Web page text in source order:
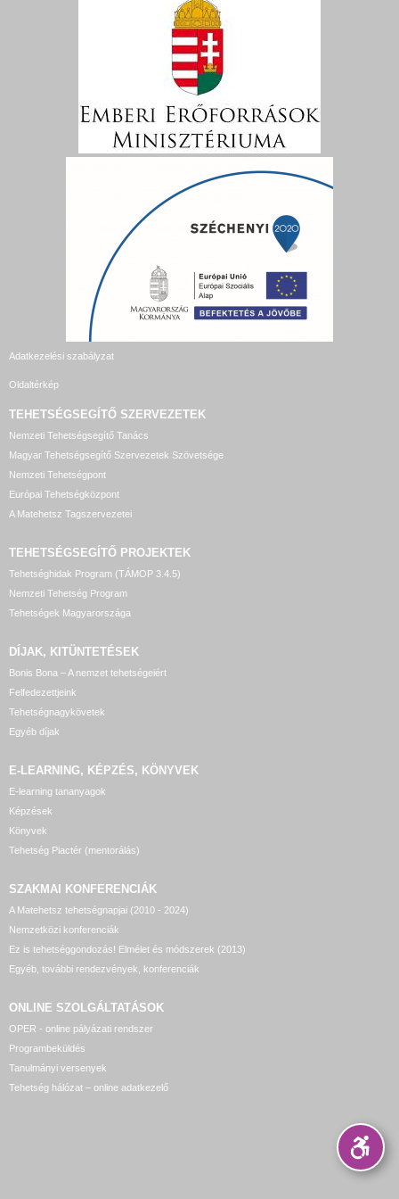
Adatkezelési szabályzat
Oldaltérkép
TEHETSÉGSEGÍTŐ SZERVEZETEK
Nemzeti Tehetségsegítő Tanács
Magyar Tehetségsegítő Szervezetek Szövetsége
Nemzeti Tehetségpont
Európai Tehetségközpont
A Matehetsz Tagszervezetei
TEHETSÉGSEGÍTŐ PROJEKTEK
Tehetséghidak Program (TÁMOP 3.4.5)
Nemzeti Tehetség Program
Tehetségek Magyarországa
DÍJAK, KITÜNTETÉSEK
Bonis Bona – A nemzet tehetségeiért
Felfedezettjeink
Tehetségnagykövetek
Egyéb díjak
E-LEARNING, KÉPZÉS, KÖNYVEK
E-learning tananyagok
Képzések
Könyvek
Tehetség Piactér (mentorálás)
SZAKMAI KONFERENCIÁK
A Matehetsz tehetségnapjai (2010 - 2024)
Nemzetközi konferenciák
Ez is tehetséggondozás! Elmélet és módszerek (2013)
Egyéb, további rendezvények, konferenciák
ONLINE SZOLGÁLTATÁSOK
OPER - online pályázati rendszer
Programbeküldés
Tanulmányi versenyek
Tehetség hálózat – online adatkezelő